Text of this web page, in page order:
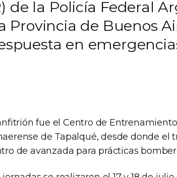
de la Policía Federal
Provincia de Buenos
en
fue el Centro de
de Tapalqué, desde donde
de avanzada para prácticas